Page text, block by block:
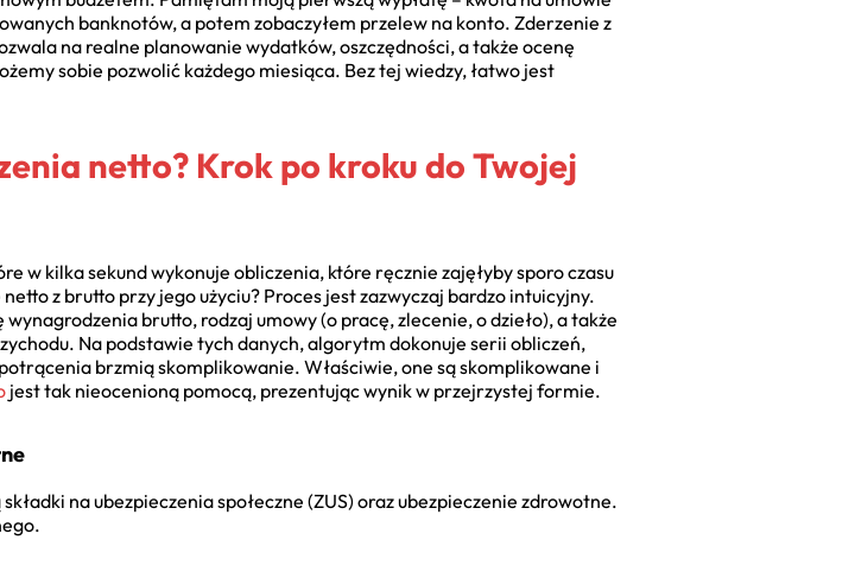
banknotów, a potem zobaczyłem przelew na konto. Zderzenie z
na realne planowanie wydatków, oszczędności, a także ocenę
sobie pozwolić każdego miesiąca. Bez tej wiedzy, łatwo jest
netto? Krok po kroku do Twojej
w kilka sekund wykonuje obliczenia, które ręcznie zajęłyby sporo czasu
z brutto przy jego użyciu? Proces jest zazwyczaj bardzo intuicyjny.
brutto, rodzaj umowy (o pracę, zlecenie, o dzieło), a także
Na podstawie tych danych, algorytm dokonuje serii obliczeń,
brzmią skomplikowanie. Właściwie, one są skomplikowane i
jest tak nieocenioną pomocą, prezentując wynik w przejrzystej formie.
na ubezpieczenia społeczne (ZUS) oraz ubezpieczenie zdrowotne.